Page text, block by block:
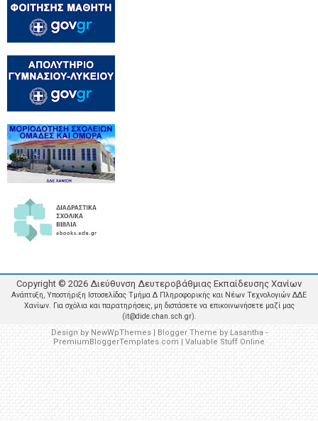
Copyright © 2026 Διεύθυνση Δευτεροβάθμιας Εκπαίδευσης Χανίων
Ανάπτυξη, Υποστήριξη Ιστοσελίδας Τμήμα Δ Πληροφορικής και Νέων Τεχνολογιών ΔΔΕ
Χανίων. Για σχόλια και παρατηρήσεις, μη διστάσετε να επικοινωνήσετε μαζί μας
(it@dide.chan.sch.gr).
Design byNewWpThemes| Blogger Theme byLasantha-
PremiumBloggerTemplates.com| Valuable Stuff Online